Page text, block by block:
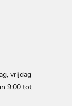
vrijdag
9:00 tot